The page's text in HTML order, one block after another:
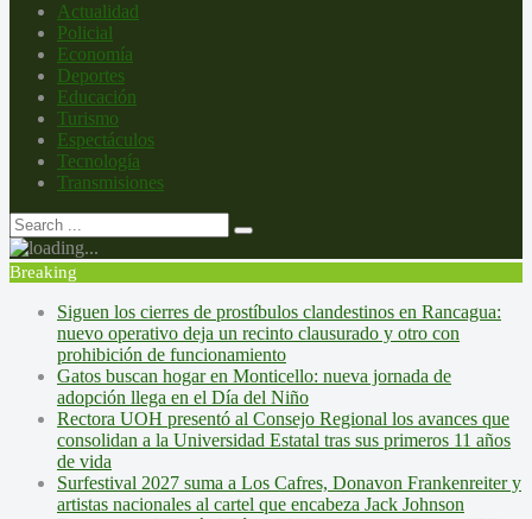
Actualidad
Policial
Economía
Deportes
Educación
Turismo
Espectáculos
Tecnología
Transmisiones
Breaking
Siguen los cierres de prostíbulos clandestinos en Rancagua:
nuevo operativo deja un recinto clausurado y otro con
prohibición de funcionamiento
Gatos buscan hogar en Monticello: nueva jornada de
adopción llega en el Día del Niño
Rectora UOH presentó al Consejo Regional los avances que
consolidan a la Universidad Estatal tras sus primeros 11 años
de vida
Surfestival 2027 suma a Los Cafres, Donavon Frankenreiter y
artistas nacionales al cartel que encabeza Jack Johnson